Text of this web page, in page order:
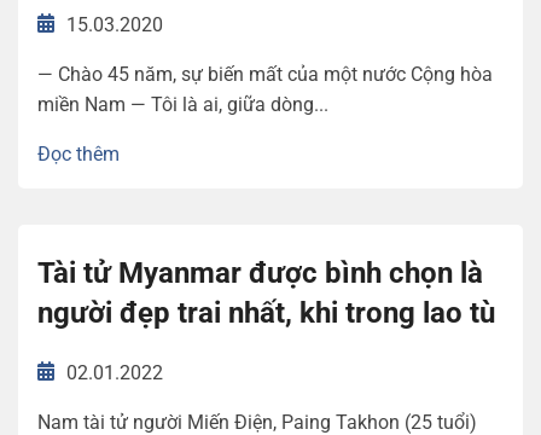
15.03.2020
— Chào 45 năm, sự biến mất của một nước Cộng hòa
miền Nam — Tôi là ai, giữa dòng...
Đọc thêm
Tài tử Myanmar được bình chọn là
người đẹp trai nhất, khi trong lao tù
02.01.2022
Nam tài tử người Miến Điện, Paing Takhon (25 tuổi)